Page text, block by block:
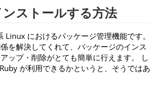
ストールする方法
Linux におけるパッケージ管理機能です。
を解決してくれて、パッケージのインス
ップ・削除がとても簡単に行えます。 し
が利用できるかというと、そうではあ